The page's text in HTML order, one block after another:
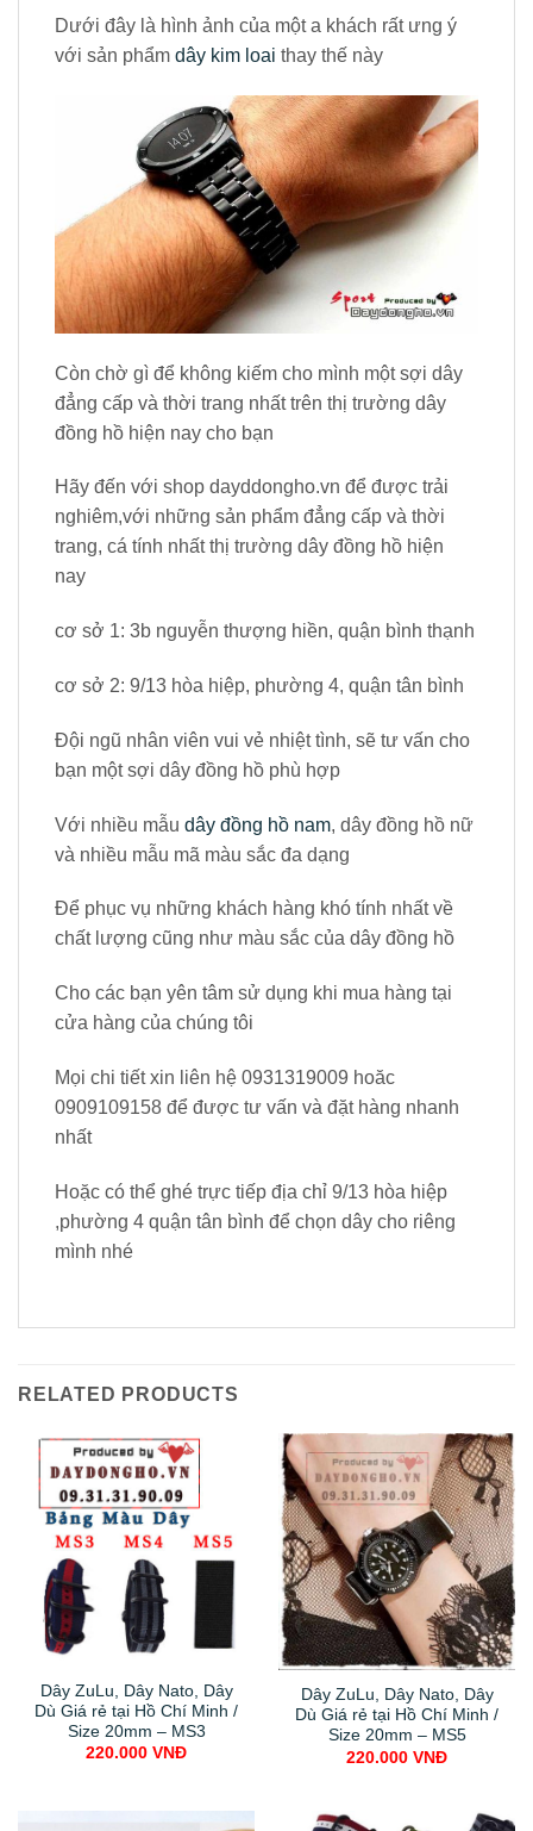
Dưới đây là hình ảnh của một a khách rất ưng ý
với sản phẩm dây kim loai thay thế này
Còn chờ gì để không kiếm cho mình một sợi dây
đẳng cấp và thời trang nhất trên thị trường dây
đồng hồ hiện nay cho bạn
Hãy đến với shop dayddongho.vn để được trải
nghiêm,với những sản phẩm đẳng cấp và thời
trang, cá tính nhất thị trường dây đồng hồ hiện
nay
cơ sở 1: 3b nguyễn thượng hiền, quận bình thạnh
cơ sở 2: 9/13 hòa hiệp, phường 4, quận tân bình
Đội ngũ nhân viên vui vẻ nhiệt tình, sẽ tư vấn cho
bạn một sợi dây đồng hồ phù hợp
Với nhiều mẫu dây đồng hồ nam, dây đồng hồ nữ
và nhiều mẫu mã màu sắc đa dạng
Để phục vụ những khách hàng khó tính nhất về
chất lượng cũng như màu sắc của dây đồng hồ
Cho các bạn yên tâm sử dụng khi mua hàng tại
cửa hàng của chúng tôi
Mọi chi tiết xin liên hệ 0931319009 hoăc
0909109158 để được tư vấn và đặt hàng nhanh
nhất
Hoặc có thể ghé trực tiếp địa chỉ 9/13 hòa hiệp
,phường 4 quận tân bình để chọn dây cho riêng
mình nhé
RELATED PRODUCTS
Dây ZuLu, Dây Nato, Dây
Dù Giá rẻ tại Hồ Chí Minh /
Size 20mm – MS3
220.000 VNĐ
Dây ZuLu, Dây Nato, Dây
Dù Giá rẻ tại Hồ Chí Minh /
Size 20mm – MS5
220.000 VNĐ